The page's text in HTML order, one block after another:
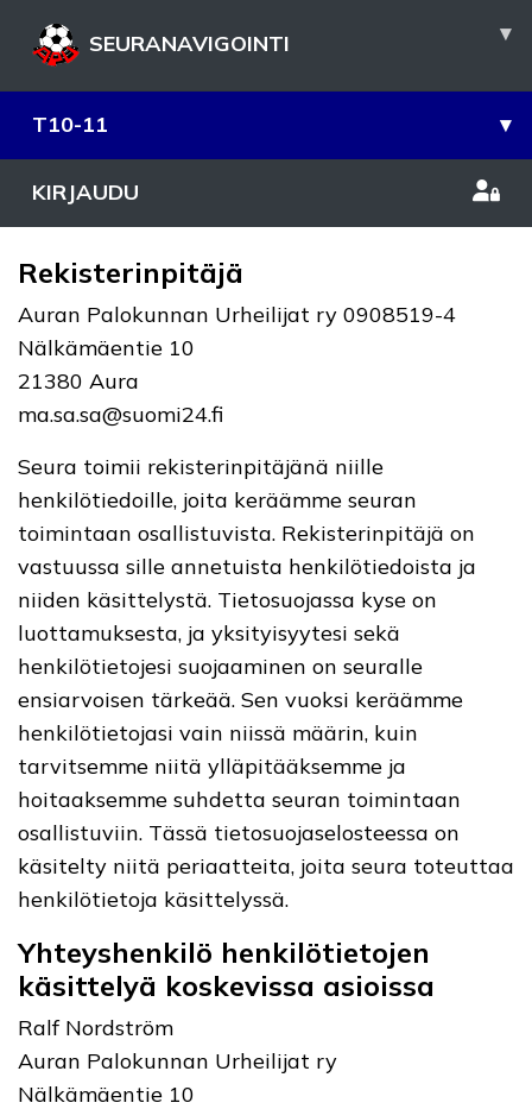
SEURANAVIGOINTI ▾
T10-11 ▾
KIRJAUDU
Rekisterinpitäjä
Auran Palokunnan Urheilijat ry 0908519-4
Nälkämäentie 10
21380 Aura
ma.sa.sa@suomi24.fi
Seura toimii rekisterinpitäjänä niille
henkilötiedoille, joita keräämme seuran
toimintaan osallistuvista. Rekisterinpitäjä on
vastuussa sille annetuista henkilötiedoista ja
niiden käsittelystä. Tietosuojassa kyse on
luottamuksesta, ja yksityisyytesi sekä
henkilötietojesi suojaaminen on seuralle
ensiarvoisen tärkeää. Sen vuoksi keräämme
henkilötietojasi vain niissä määrin, kuin
tarvitsemme niitä ylläpitääksemme ja
hoitaaksemme suhdetta seuran toimintaan
osallistuviin. Tässä tietosuojaselosteessa on
käsitelty niitä periaatteita, joita seura toteuttaa
henkilötietoja käsittelyssä.
Yhteyshenkilö henkilötietojen
käsittelyä koskevissa asioissa
Ralf Nordström
Auran Palokunnan Urheilijat ry
Nälkämäentie 10